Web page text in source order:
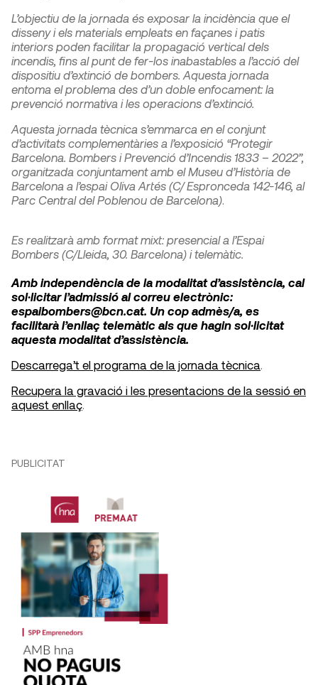
L’objectiu de la jornada és exposar la incidència que el
disseny i els materials empleats en façanes i patis
interiors poden facilitar la propagació vertical dels
incendis, fins al punt de fer-los inabastables a l’acció del
dispositiu d’extinció de bombers. Aquesta jornada
entoma el problema des d’un doble enfocament: la
prevenció normativa i les operacions d’extinció.
Aquesta jornada tècnica s’emmarca en el conjunt
d’activitats complementàries a l’exposició “Protegir
Barcelona. Bombers i Prevenció d’Incendis 1833 – 2022”,
organitzada conjuntament amb el Museu d’Història de
Barcelona a l’espai Oliva Artés (C/ Espronceda 142-146, al
Parc Central del Poblenou de Barcelona).
Es realitzarà amb format mixt: presencial a l’Espai
Bombers (C/Lleida, 30. Barcelona) i telemàtic.
Amb independència de la modalitat d’assistència, cal
sol·licitar l’admissió al correu electrònic:
espaibombers@bcn.cat. Un cop admès/a, es
facilitarà l’enllaç telemàtic als que hagin sol·licitat
aquesta modalitat d’assistència.
Descarrega’t el programa de la jornada tècnica.
Recupera la gravació i les presentacions de la sessió en
aquest enllaç.
PUBLICITAT